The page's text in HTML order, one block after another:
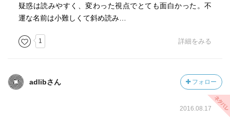
東京で球磨子と知り合い結婚。
球磨子の弁護士。
藤原好郎
疑惑は読みやすく、変わった視点でとても面白かった。不
運な名前は小難しくて斜め読み…
1 詳細をみる
adlibさん フォロー
2016.08.17